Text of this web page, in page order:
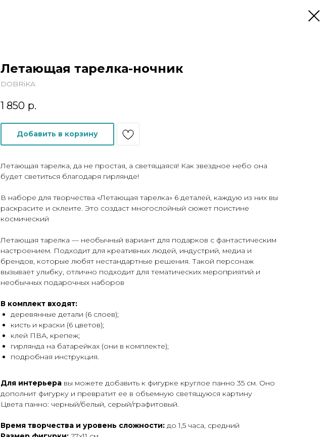
Летающая тарелка-ночник
DOBRiKA
1 850 р.
Добавить в корзину
Летающая тарелка, да не простая, а светящаяся! Как звездное небо она
будет светиться благодаря гирлянде!
В наборе для творчества «Летающая тарелка» 6 деталей, каждую из них вы
раскрасите и склеите. Это создаст многослойный сюжет поистине
космический
Летающая тарелка — необычный вариант для подарков с фантастическим
настроением. Подходит для креативных людей, индустрий, медиа и
брендов, которые любят нестандартные решения. Такой персонаж
вызывает улыбку, отлично подходит для тематических мероприятий и
необычных подарочных наборов
В комплект входят:
деревянные детали (6 слоев);
кисть и краски (6 цветов);
клей ПВА, крепеж;
гирлянда на батарейках (они в комплекте);
подробная инструкция.
Для интерьера вы можете добавить к фигурке круглое панно 35 см. Оно
дополнит фигурку и превратит ее в объемную светящуюся картину
Цвета панно: черный/белый, серый/графитовый.
Время творчества и уровень сложности: до 1,5 часа, средний